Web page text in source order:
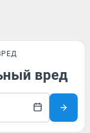
вред